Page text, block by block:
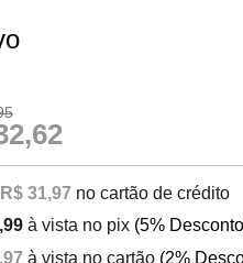
R$ 31,97 no cartão de crédito
à vista no pix (5%
à vista no cartão (2%